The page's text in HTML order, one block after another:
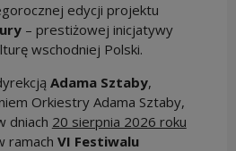
edycji projektu
– prestiżowej inicjatywy
wschodniej Polski.
Adama Sztaby,
Orkiestry Adama Sztaby,
dniach 20 sierpnia 2026 roku
ramach VI Festiwalu